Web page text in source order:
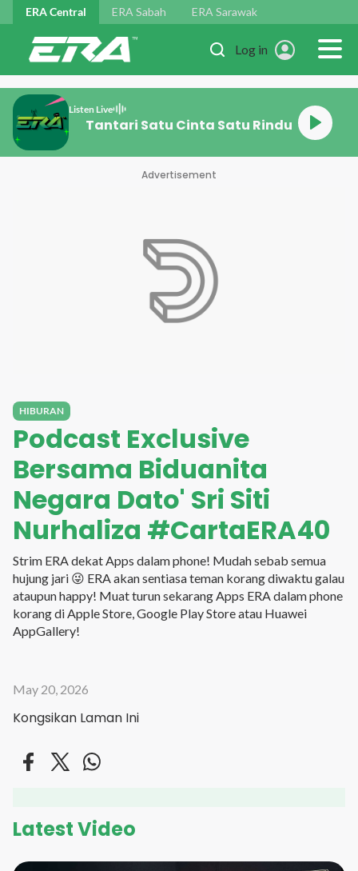
Skip to main content
ERA Central ERA Sabah ERA Sarawak
Log in
Listen Live
Tantari Satu Cinta
Advertisement
HIBURAN
Podcast Exclusive
Bersama Biduanita
Negara Dato' Sri Siti
Nurhaliza #CartaERA40
Strim ERA dekat Apps dalam phone! Mudah sebab semua
hujung jari 😜 ERA akan sentiasa teman korang diwaktu galau
ataupun happy! Muat turun sekarang Apps ERA dalam phone
korang di Apple Store, Google Play Store atau Huawei
AppGallery!
May 20, 2026
Kongsikan Laman Ini
Latest Video